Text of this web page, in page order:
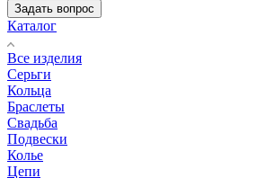
Задать вопрос
Каталог
Все изделия
Серьги
Кольца
Браслеты
Свадьба
Подвески
Колье
Цепи